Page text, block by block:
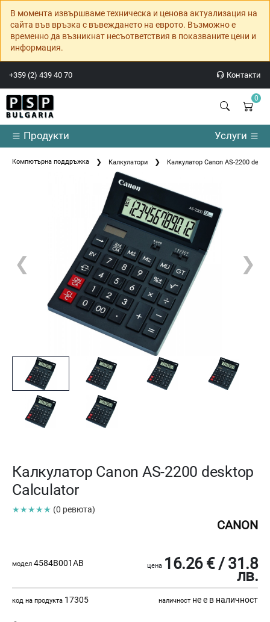
В момента извършваме техническа и ценова актуализация на
сайта във връзка с въвеждането на еврото. Възможно е
временно да възникнат несъответствия в показваните цени и
информация.
+359 (2) 439 40 70 Контакти
0
Продукти Услуги
Компютърна поддръжка Калкулатори Калкулатор Canon AS-2200
❮ ❯
Калкулатор Canon AS-2200 desktop
Calculator
★★★★★ (0 ревюта)
CANON
модел 4584B001AB цена 16.26 € / 31.8
лв.
код на продукта 17305 наличност не е в наличност